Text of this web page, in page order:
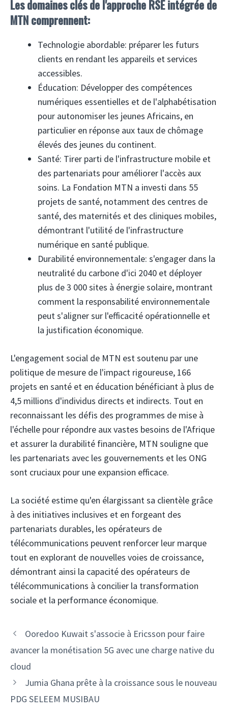
Les domaines clés de l'approche RSE intégrée de
MTN comprennent:
Technologie abordable: préparer les futurs
clients en rendant les appareils et services
accessibles.
Éducation: Développer des compétences
numériques essentielles et de l'alphabétisation
pour autonomiser les jeunes Africains, en
particulier en réponse aux taux de chômage
élevés des jeunes du continent.
Santé: Tirer parti de l'infrastructure mobile et
des partenariats pour améliorer l'accès aux
soins. La Fondation MTN a investi dans 55
projets de santé, notamment des centres de
santé, des maternités et des cliniques mobiles,
démontrant l'utilité de l'infrastructure
numérique en santé publique.
Durabilité environnementale: s'engager dans la
neutralité du carbone d'ici 2040 et déployer
plus de 3 000 sites à énergie solaire, montrant
comment la responsabilité environnementale
peut s'aligner sur l'efficacité opérationnelle et
la justification économique.
L'engagement social de MTN est soutenu par une
politique de mesure de l'impact rigoureuse, 166
projets en santé et en éducation bénéficiant à plus de
4,5 millions d'individus directs et indirects. Tout en
reconnaissant les défis des programmes de mise à
l'échelle pour répondre aux vastes besoins de l'Afrique
et assurer la durabilité financière, MTN souligne que
les partenariats avec les gouvernements et les ONG
sont cruciaux pour une expansion efficace.
La société estime qu'en élargissant sa clientèle grâce
à des initiatives inclusives et en forgeant des
partenariats durables, les opérateurs de
télécommunications peuvent renforcer leur marque
tout en explorant de nouvelles voies de croissance,
démontrant ainsi la capacité des opérateurs de
télécommunications à concilier la transformation
sociale et la performance économique.
Navigation
des
Ooredoo Kuwait s'associe à Ericsson pour faire
avancer la monétisation 5G avec une charge native du
cloud
Jumia Ghana prête à la croissance sous le nouveau
PDG SELEEM MUSIBAU